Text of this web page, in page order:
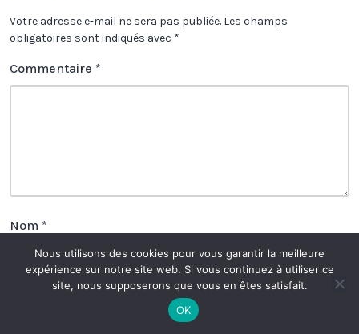
Votre adresse e-mail ne sera pas publiée. Les champs
obligatoires sont indiqués avec *
Commentaire *
Nom *
Nous utilisons des cookies pour vous garantir la meilleure
expérience sur notre site web. Si vous continuez à utiliser ce
site, nous supposerons que vous en êtes satisfait.
OK